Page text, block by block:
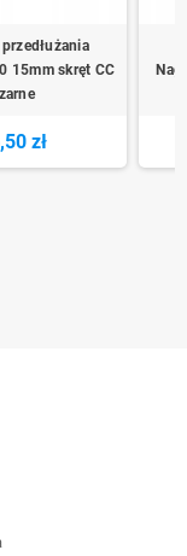
15mm skręt CC
zł